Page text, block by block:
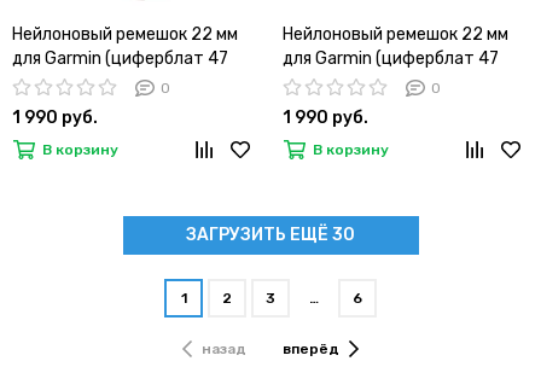
Нейлоновый ремешок 22 мм
для Garmin (циферблат 47
мм) QuickFit на липучке
(Бронзовый)
0
1 990 руб.
В корзину
Нейлоновый ремешок 22 мм
для Garmin (циферблат 47
мм) QuickFit на липучке
(Серый металик)
0
1 990 руб.
В корзину
ЗАГРУЗИТЬ ЕЩЁ 30
назад
1 2 3 … 6
вперёд